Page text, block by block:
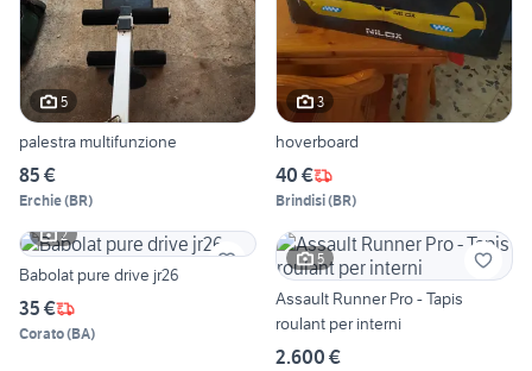
5
palestra multifunzione
85 €
Erchie(BR)
3
hoverboard
40 €
Brindisi(BR)
2
Babolat pure drive jr26
35 €
Corato(BA)
5
Assault Runner Pro - Tapis
roulant per interni
2.600 €